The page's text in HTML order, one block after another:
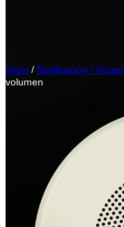
Inicio / Notificación / Voceo
volumen